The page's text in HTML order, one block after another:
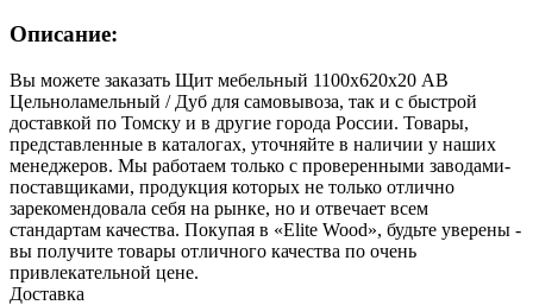
Описание:
Вы можете заказать Щит мебельный 1100х620х20 АВ
Цельноламельный / Дуб для самовывоза, так и с быстрой
доставкой по Томску и в другие города России. Товары,
представленные в каталогах, уточняйте в наличии у наших
менеджеров. Мы работаем только с проверенными заводами-
поставщиками, продукция которых не только отлично
зарекомендовала себя на рынке, но и отвечает всем
стандартам качества. Покупая в «Elite Wood», будьте уверены -
вы получите товары отличного качества по очень
привлекательной цене.
Доставка